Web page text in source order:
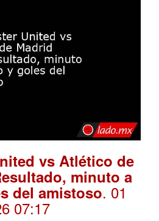
vs Atlético de
minuto a
del amistoso. 01
07:17